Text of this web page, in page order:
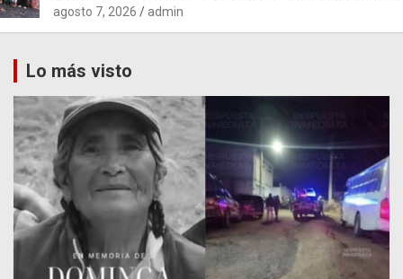
agosto 7, 2026 admin
Lo más visto